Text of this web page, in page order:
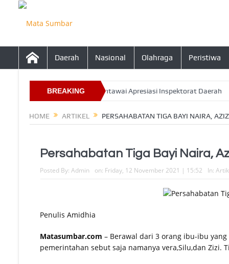
Daerah Nasional Olahraga Peristiwa
BREAKING
NEWS
2026, Ketua DPRD Mentawai Apresiasi Inspektorat Daerah
HOME ARTIKEL PERSAHABATAN TIGA BAYI NAIRA,
Persahabatan Tiga Bayi Naira,
Posted By:Admin on: Friday, 12 November 2021 | 15:52 In:
Penulis Amidhia
Matasumbar.com – Berawal dari 3 orang ibu-ibu
pemerintahan sebut saja namanya vera,Silu,dan